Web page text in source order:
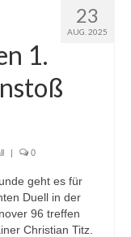
23
AUG. 2025
1.
| 0
geht es für
Duell in der
96 treffen
Christian Titz.